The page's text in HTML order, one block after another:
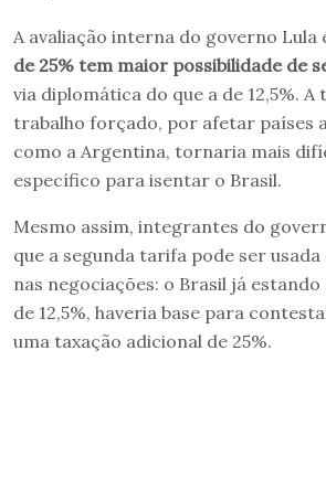
A avaliação interna do governo Lula
de 25% tem maior possibilidade de
via diplomática do que a de 12,5%. A
trabalho forçado, por afetar países
como a Argentina, tornaria mais
específico para isentar o Brasil.
Mesmo assim, integrantes do
que a segunda tarifa pode ser
nas negociações: o Brasil já
de 12,5%, haveria base para
uma taxação adicional de 25%.